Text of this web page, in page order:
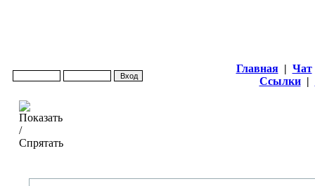
Главная | Чат
Ссылки |